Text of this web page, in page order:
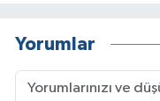
Yorumlar